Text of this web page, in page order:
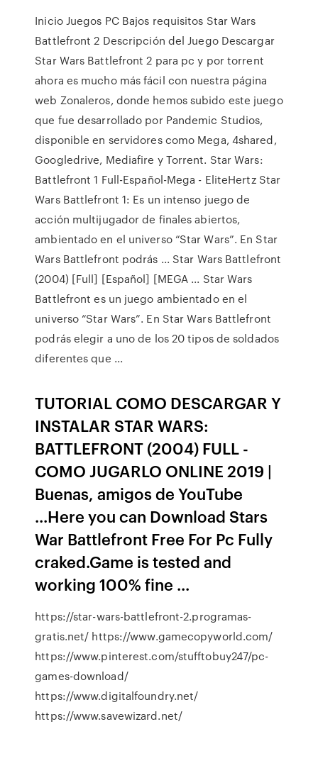
Inicio Juegos PC Bajos requisitos Star Wars
Battlefront 2 Descripción del Juego Descargar
Star Wars Battlefront 2 para pc y por torrent
ahora es mucho más fácil con nuestra página
web Zonaleros, donde hemos subido este juego
que fue desarrollado por Pandemic Studios,
disponible en servidores como Mega, 4shared,
Googledrive, Mediafire y Torrent. Star Wars:
Battlefront 1 Full-Español-Mega - EliteHertz Star
Wars Battlefront 1: Es un intenso juego de
acción multijugador de finales abiertos,
ambientado en el universo “Star Wars”. En Star
Wars Battlefront podrás ... Star Wars Battlefront
(2004) [Full] [Español] [MEGA ... Star Wars
Battlefront es un juego ambientado en el
universo “Star Wars”. En Star Wars Battlefront
podrás elegir a uno de los 20 tipos de soldados
diferentes que ...
TUTORIAL COMO DESCARGAR Y
INSTALAR STAR WARS:
BATTLEFRONT (2004) FULL -
COMO JUGARLO ONLINE 2019 |
Buenas, amigos de YouTube
...Here you can Download Stars
War Battlefront Free For Pc Fully
craked.Game is tested and
working 100% fine ...
https://star-wars-battlefront-2.programas-
gratis.net/ https://www.gamecopyworld.com/
https://www.pinterest.com/stufftobuy247/pc-
games-download/
https://www.digitalfoundry.net/
https://www.savewizard.net/